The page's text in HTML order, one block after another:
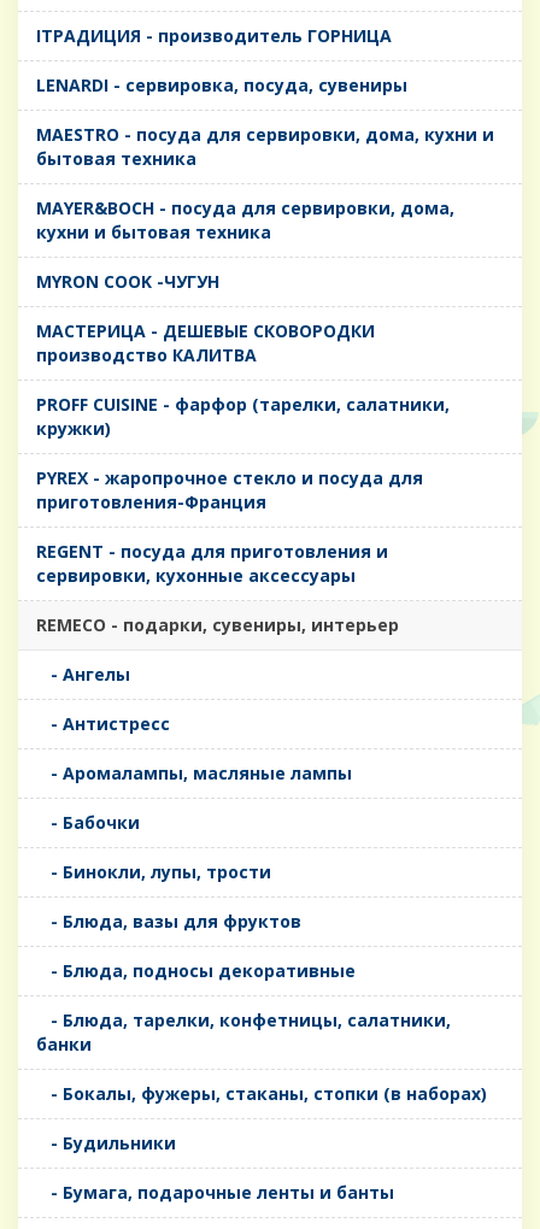
IТРАДИЦИЯ - производитель ГОРНИЦА
LENARDI - сервировка, посуда, сувениры
MAESTRO - посуда для сервировки, дома, кухни и
бытовая техника
MAYER&BOCH - посуда для сервировки, дома,
кухни и бытовая техника
MYRON COOK -ЧУГУН
MАСТЕРИЦА - ДЕШЕВЫЕ СКОВОРОДКИ
производство КАЛИТВА
PROFF CUISINE - фарфор (тарелки, салатники,
кружки)
PYREX - жаропрочное стекло и посуда для
приготовления-Франция
REGENT - посуда для приготовления и
сервировки, кухонные аксессуары
REMECO - подарки, сувениры, интерьер
- Ангелы
- Антистресс
- Аромалампы, масляные лампы
- Бабочки
- Бинокли, лупы, трости
- Блюда, вазы для фруктов
- Блюда, подносы декоративные
- Блюда, тарелки, конфетницы, салатники,
банки
- Бокалы, фужеры, стаканы, стопки (в наборах)
- Будильники
- Бумага, подарочные ленты и банты